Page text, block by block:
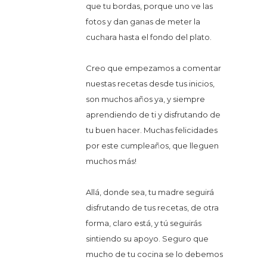
que tu bordas, porque uno ve las
fotos y dan ganas de meter la
cuchara hasta el fondo del plato.
Creo que empezamos a comentar
nuestas recetas desde tus inicios,
son muchos años ya, y siempre
aprendiendo de ti y disfrutando de
tu buen hacer. Muchas felicidades
por este cumpleaños, que lleguen
muchos más!
Allá, donde sea, tu madre seguirá
disfrutando de tus recetas, de otra
forma, claro está, y tú seguirás
sintiendo su apoyo. Seguro que
mucho de tu cocina se lo debemos